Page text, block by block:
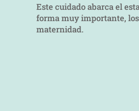
Este cuidado abarca el
forma muy importante,
maternidad.